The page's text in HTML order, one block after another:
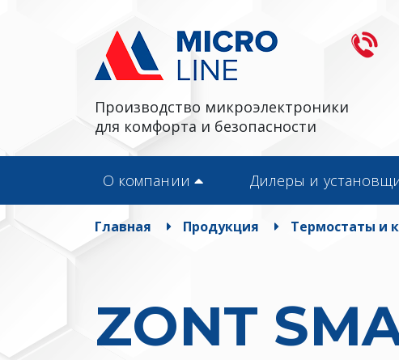
Производство микроэлектроники
для комфорта и безопасности
О компании Дилеры и
Главная Продукция Термостаты и
ZONT